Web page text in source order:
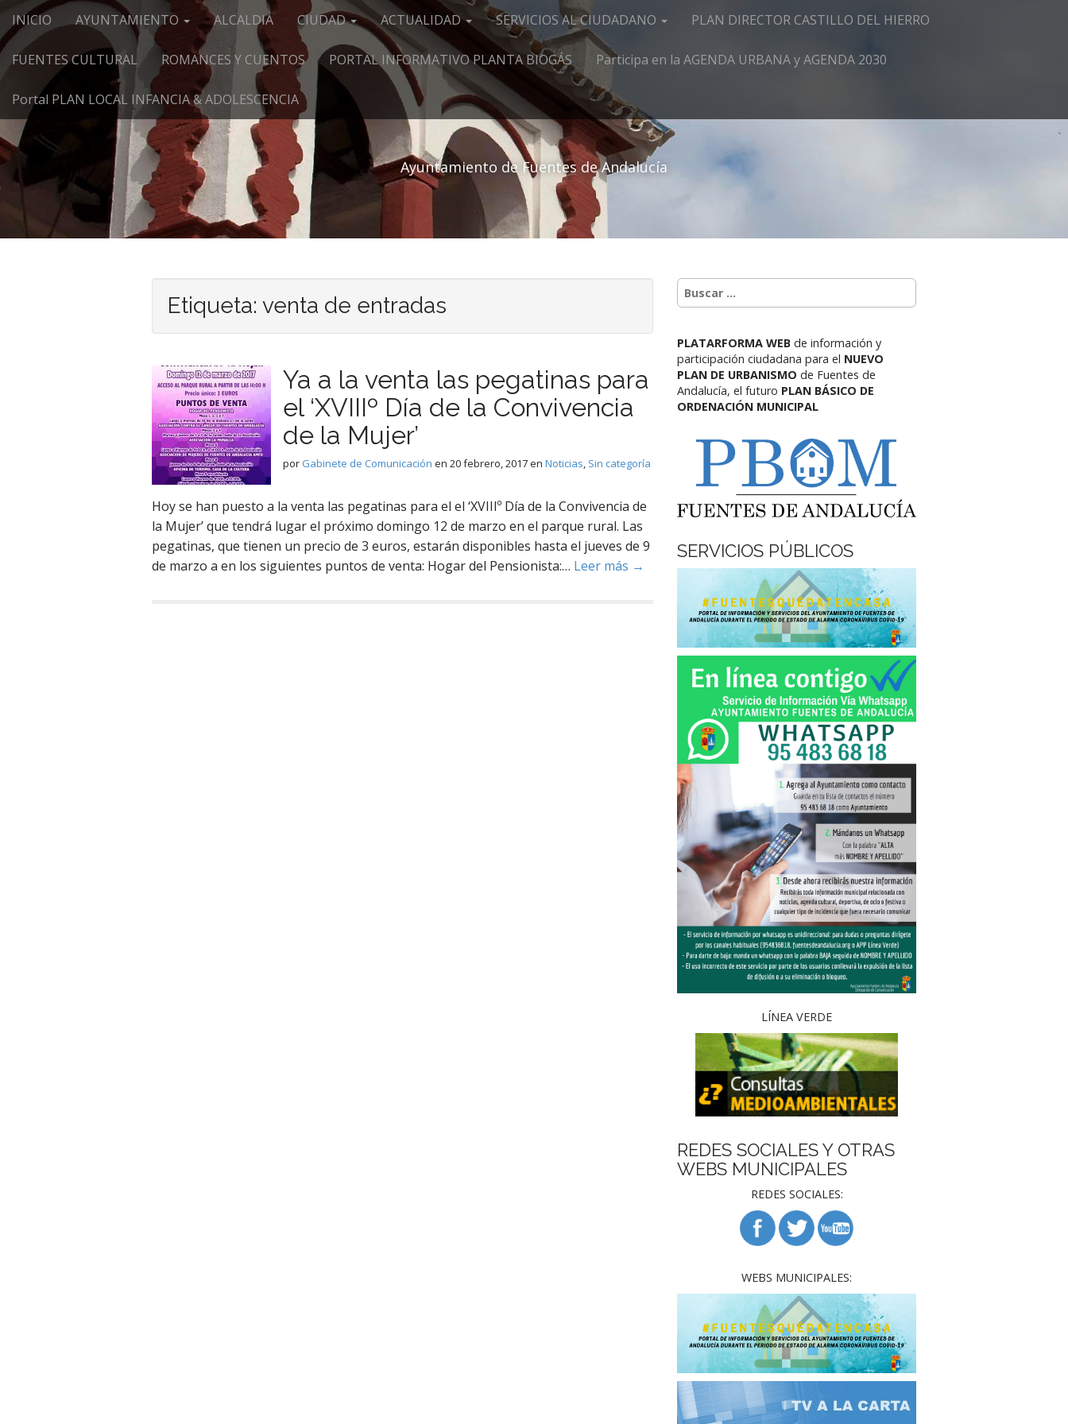
Menú principal
Saltar al contenido
INICIO AYUNTAMIENTO ALCALDIA CIUDAD ACTUALIDAD SERVICIOS AL CIUDADANO PLAN DIRECTOR CASTILLO DEL HIERRO
FUENTES CULTURAL ROMANCES Y CUENTOS PORTAL INFORMATIVO PLANTA BIOGÁS Participa en la AGENDA URBANA y AGENDA 2030
Portal PLAN LOCAL INFANCIA & ADOLESCENCIA
Ayuntamiento de Fuentes de Andalucía
Etiqueta: venta de entradas
Ya a la venta las pegatinas para
el ‘XVIIIº Día de la Convivencia
de la Mujer’
por Gabinete de Comunicación en 20 febrero, 2017en Noticias, Sin categoría
Hoy se han puesto a la venta las pegatinas para el el ‘XVIIIº Día de la Convivencia de
la Mujer’ que tendrá lugar el próximo domingo 12 de marzo en el parque rural. Las
pegatinas, que tienen un precio de 3 euros, estarán disponibles hasta el jueves de 9
de marzo a en los siguientes puntos de venta: Hogar del Pensionista:… Leer más →
PLATARFORMA WEBde información y
participación ciudadana para el NUEVO
PLAN DE URBANISMOde Fuentes de
Andalucía, el futuro PLAN BÁSICO DE
ORDENACIÓN MUNICIPAL
SERVICIOS PÚBLICOS
LÍNEA VERDE
REDES SOCIALES Y OTRAS
WEBS MUNICIPALES
REDES SOCIALES:
WEBS MUNICIPALES: